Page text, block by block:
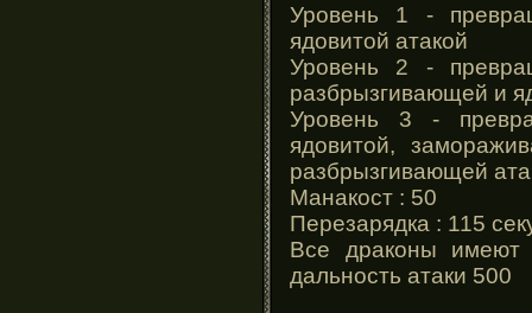
Уровень 1 -
ядовитой атакой
Уровень 2 -
разбрызгивающей и
Уровень 3 -
ядовитой,
разбрызгивающей
Манакост : 50
Перезарядка : 115
Все драконы имеют
дальность атаки 500